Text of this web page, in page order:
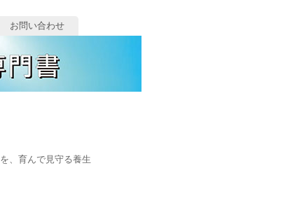
お問い合わせ
、育んで見守る養生